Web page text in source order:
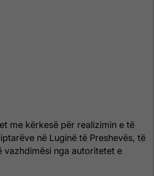
me kërkesë për realizimin e të
në Luginë të Preshevës, të
vazhdimësi nga autoritetet e